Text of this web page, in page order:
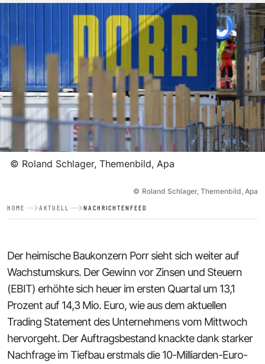
© Roland Schlager, Themenbild, Apa
© Roland Schlager, Themenbild, Apa
HOME AKTUELL NACHRICHTENFEED
Der heimische Baukonzern Porr sieht sich weiter auf
Wachstumskurs. Der Gewinn vor Zinsen und Steuern
(EBIT) erhöhte sich heuer im ersten Quartal um 13,1
Prozent auf 14,3 Mio. Euro, wie aus dem aktuellen
Trading Statement des Unternehmens vom Mittwoch
hervorgeht. Der Auftragsbestand knackte dank starker
Nachfrage im Tiefbau erstmals die 10-Milliarden-Euro-